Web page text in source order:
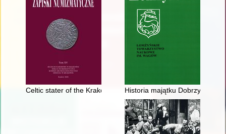
Celtic stater of the Krakow type from the Opatów Area
Historia majątku Dobrzyjałowo